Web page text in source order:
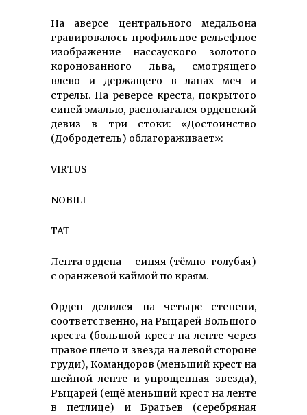
На аверсе центрального медальона
гравировалось профильное рельефное
изображение нассауского золотого
коронованного льва, смотрящего
влево и держащего в лапах меч и
стрелы. На реверсе креста, покрытого
синей эмалью, располагался орденский
девиз в три стоки: «Достоинство
(Добродетель) облагораживает»:
VIRTUS
NOBILI
TAT
Лента ордена – синяя (тëмно-голубая)
с оранжевой каймой по краям.
Орден делился на четыре степени,
соответственно, на Рыцарей Большого
креста (большой крест на ленте через
правое плечо и звезда на левой стороне
груди), Командоров (меньший крест на
шейной ленте и упрощенная звезда),
Рыцарей (ещё меньший крест на ленте
в петлице) и Братьев (серебряная